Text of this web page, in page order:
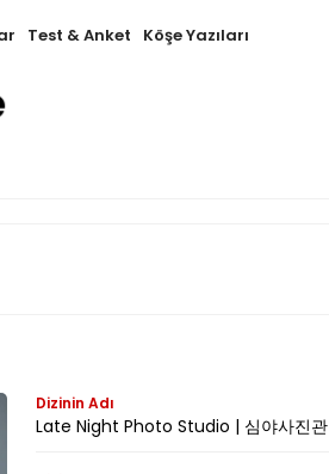
Test & Anket Köşe Yazıları
Dizinin Adı
Late Night Photo Studio | 심야사진관